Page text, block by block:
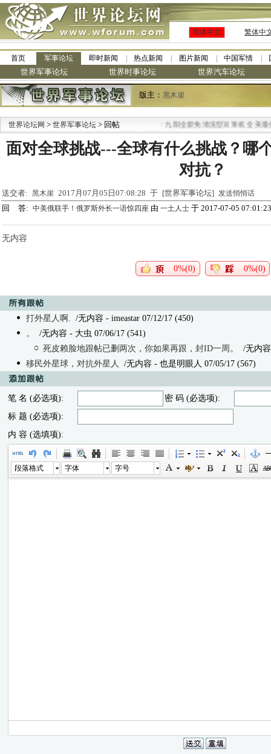
简体中文 繁体中
首页 军事论坛 即时新闻 热点新闻 图片新闻 中国军情
世界军事论坛 世界时事论坛 世界汽车论坛
版主： 黑木崖
世界论坛网 > 世界军事论坛 > 回帖 九阳全新免清洗型豆浆机 全美最低
面对全球挑战---全球有什么挑战？哪
对抗？
送交者: 黑木崖 2017月07月05日07:08:28 于 [世界军事论坛] 发送悄悄话
回 答: 中美俄联手！俄罗斯外长一语惊四座 由 一土人士 于 2017-07-05 07:01:23
无内容
0%(0) 0%(0)
打外星人啊. /无内容 - imeastar 07/12/17 (450)
。
/无内容 - 大虫 07/06/17 (541)
死皮赖脸地跟帖已删两次，你如果再跟，封ID一周。
/无内容
移民外星球，对抗外星人
/无内容 - 也是明眼人 07/05/17 (567)
笔 名 (必选项):
密 码 (必选项):
标 题 (必选项):
内 容 (选填项):
段落格式 字体 字号